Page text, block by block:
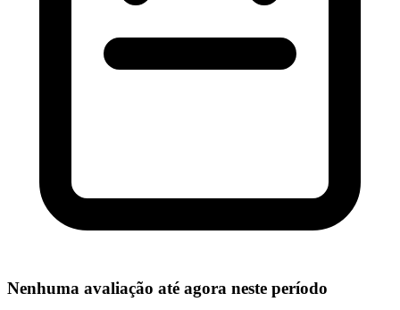
Nenhuma avaliação até agora neste período